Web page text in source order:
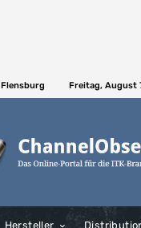
Flensburg Freitag, August
Hersteller